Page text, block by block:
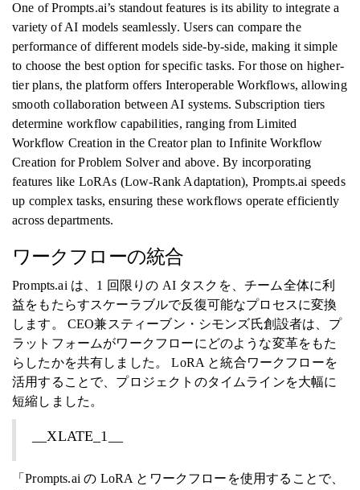
One of Prompts.ai’s standout features is its ability to integrate a
variety of AI models seamlessly. Users can compare the
performance of different models side-by-side, making it simple
to choose the best option for specific tasks. For those on higher-
tier plans, the platform offers Interoperable Workflows, allowing
smooth collaboration between AI systems. Subscription tiers
determine workflow capabilities, ranging from Limited
Workflow Creation in the Creator plan to Infinite Workflow
Creation for Problem Solver and above. By incorporating
features like LoRAs (Low-Rank Adaptation), Prompts.ai speeds
up complex tasks, ensuring these workflows operate efficiently
across departments.
ワークフローの統合
Prompts.ai は、1 回限りの AI タスクを、チーム全体に利
益をもたらすスケーラブルで反復可能なプロセスに変換
します。 CEO兼スティーブン・シモンズ氏創設者は、プ
ラットフォームがワークフローにどのような変革をもた
らしたかを共有しました。 LoRA と統合ワークフローを
活用することで、プロジェクトのタイムラインを大幅に
短縮しました。
__XLATE_1__
「Prompts.ai の LoRA とワークフローを使用することで、